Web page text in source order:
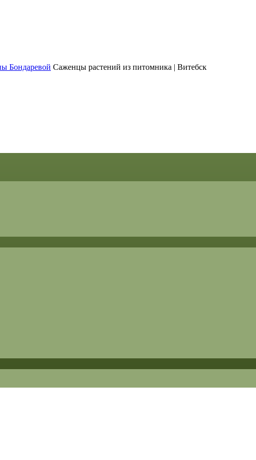
Саженцы растений из питомника | Витебск